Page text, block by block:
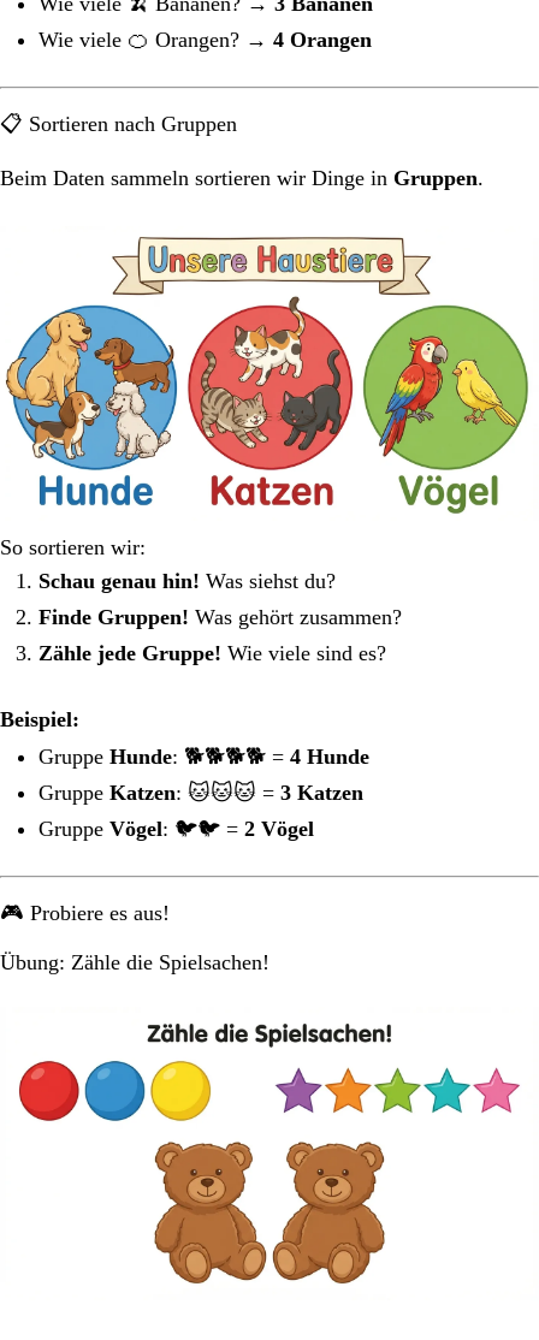
Wie viele 🍊 Orangen? → 4 Orangen
📋 Sortieren nach Gruppen
Beim Daten sammeln sortieren wir Dinge in Gruppen.
So sortieren wir:
Schau genau hin! Was siehst du?
Finde Gruppen! Was gehört zusammen?
Zähle jede Gruppe! Wie viele sind es?
Beispiel:
Gruppe Hunde: 🐕🐕🐕🐕 = 4 Hunde
Gruppe Katzen: 🐱🐱🐱 = 3 Katzen
Gruppe Vögel: 🐦🐦 = 2 Vögel
🎮 Probiere es aus!
Übung: Zähle die Spielsachen!